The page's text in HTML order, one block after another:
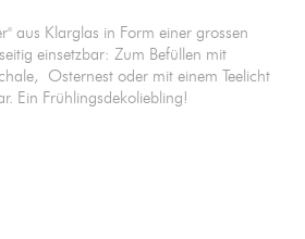
aus Klarglas in Form einer grossen
einsetzbar: Zum Befüllen mit
Osternest oder mit einem Teelicht
Ein Frühlingsdekoliebling!